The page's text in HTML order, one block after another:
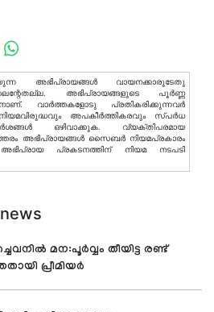
അഭിപ്രായങ്ങള്‍ വായനക്കാരുടേതു
അഭിപ്രായങ്ങളുടെ പൂർണ്ണ
വാര്‍ത്തകളോടു പ്രതികരിക്കുന്നവര്‍
അപകീര്‍ത്തികരവും സ്പര്‍ധ
ഒഴിവാക്കുക. വ്യക്തിപരമായ
അഭിപ്രായങ്ങള്‍ സൈബര്‍ നിയമപ്രകാരം
പ്രകടനത്തിന് നിയമ നടപടി
മന:പൂര്‍വ്വം തീയിട്ട രണ്ട്
പ്രീമിയര്‍